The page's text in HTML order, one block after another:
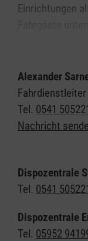
Einrichtungen
Wir bieten
Diözese den
Alexander
Fahrdienstleiter
Tel. 0541
Nachricht
Dispozentrale
Tel. 0541
Dispozentrale
Tel. 05952